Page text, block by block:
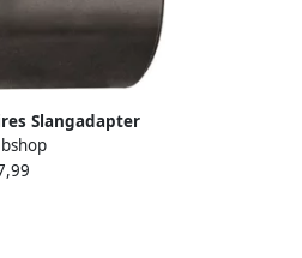
Slangadapter
195545-2